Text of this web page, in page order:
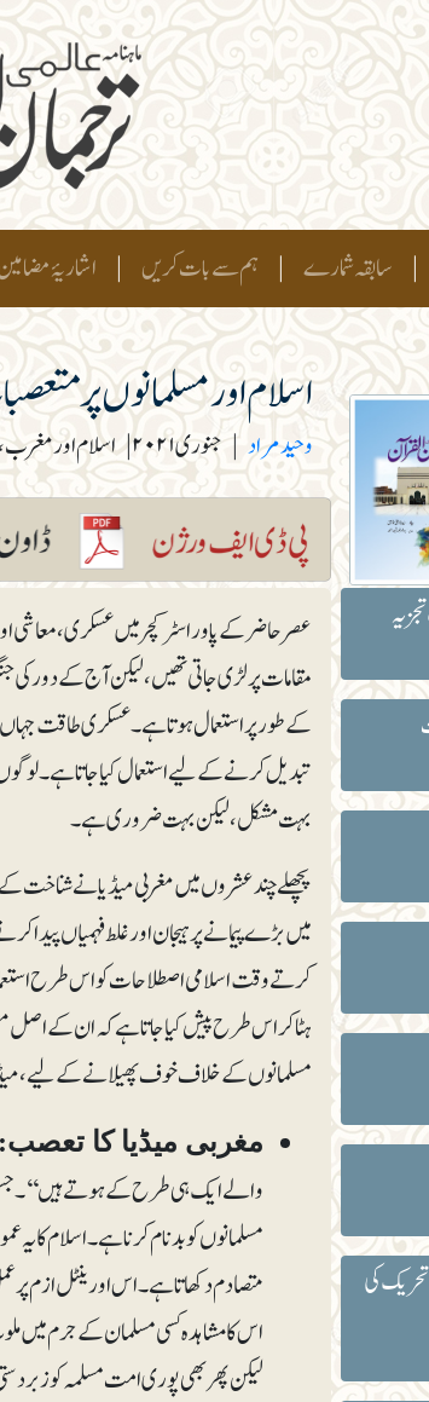
| سابقہ شمارے | ہم سے بات کریں | اشاریۂ
اسلام اور مسلمانوں پر
وحید مراد | جنوری ۲۰۲۱ | اسلام اور مغرب،
تحریک کی
عصرحاضرکے پاور اسٹرکچر میں عسکری، معاشی
مقامات پر لڑی جاتی تھیں، لیکن آج کے دور کی
کے طور پر استعمال ہوتا ہے۔ عسکری طاقت جہاں
تبدیل کرنے کے لیے استعمال کیا جاتا ہے۔
بہت مشکل، لیکن بہت ضروری ہے۔
پچھلے چند عشروں میں مغربی میڈیا نے
میں بڑے پیمانے پر ہیجان اور غلط فہمیاں
کرتے وقت اسلامی اصطلاحات کو اس طرح
ہٹا کر اس طرح پیش کیا جاتا ہے کہ ان کے اصل
مسلمانوں کے خلاف خوف پھیلانے کے لیے، میڈیا
مغربی میڈیا کا تعصب:
والے ایک ہی طرح کے ہوتے ہیں‘‘۔جس
مسلمانوں کو بدنام کرنا ہے۔ اسلام کا
متصادم دکھاتا ہے۔ اس اورینٹل ازم
اس کا مشاہدہ کسی مسلمان کے جرم میں
لیکن پھر بھی پوری امت مسلمہ کو